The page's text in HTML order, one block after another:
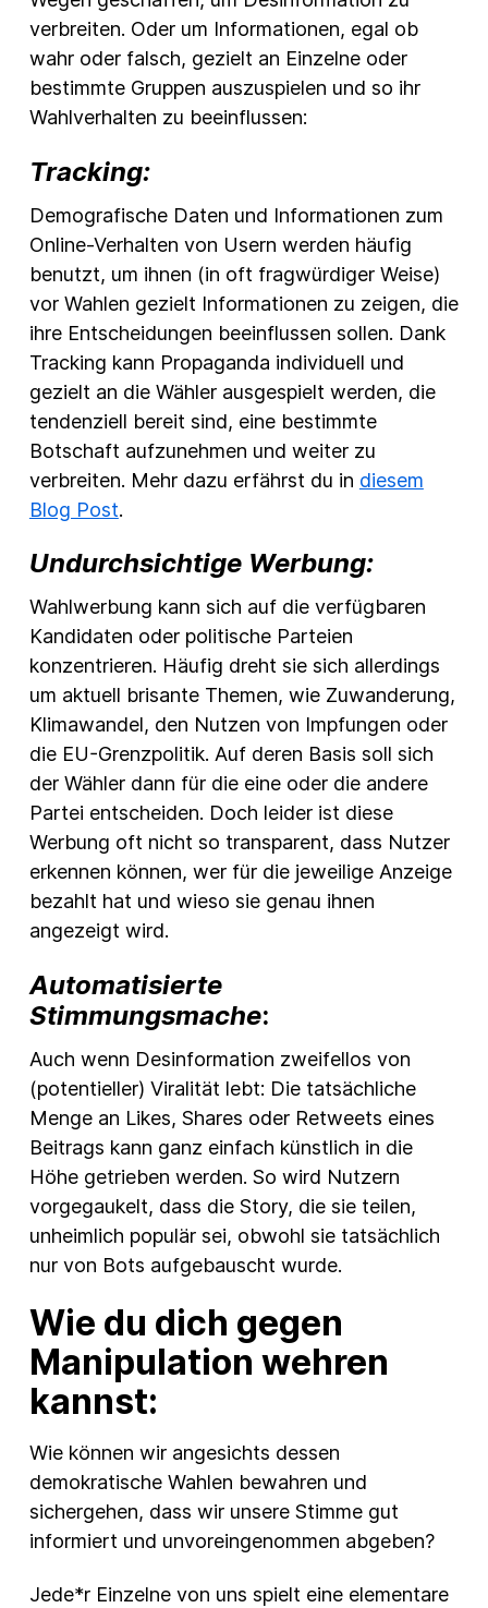
verbreiten. Oder um Informationen, egal ob
wahr oder falsch, gezielt an Einzelne oder
bestimmte Gruppen auszuspielen und so ihr
Wahlverhalten zu beeinflussen:
Tracking:
Demografische Daten und Informationen zum
Online-Verhalten von Usern werden häufig
benutzt, um ihnen (in oft fragwürdiger Weise)
vor Wahlen gezielt Informationen zu zeigen, die
ihre Entscheidungen beeinflussen sollen. Dank
Tracking kann Propaganda individuell und
gezielt an die Wähler ausgespielt werden, die
tendenziell bereit sind, eine bestimmte
Botschaft aufzunehmen und weiter zu
verbreiten. Mehr dazu erfährst du in diesem
Blog Post.
Undurchsichtige Werbung:
Wahlwerbung kann sich auf die verfügbaren
Kandidaten oder politische Parteien
konzentrieren. Häufig dreht sie sich allerdings
um aktuell brisante Themen, wie Zuwanderung,
Klimawandel, den Nutzen von Impfungen oder
die EU-Grenzpolitik. Auf deren Basis soll sich
der Wähler dann für die eine oder die andere
Partei entscheiden. Doch leider ist diese
Werbung oft nicht so transparent, dass Nutzer
erkennen können, wer für die jeweilige Anzeige
bezahlt hat und wieso sie genau ihnen
angezeigt wird.
Automatisierte
Stimmungsmache:
Auch wenn Desinformation zweifellos von
(potentieller) Viralität lebt: Die tatsächliche
Menge an Likes, Shares oder Retweets eines
Beitrags kann ganz einfach künstlich in die
Höhe getrieben werden. So wird Nutzern
vorgegaukelt, dass die Story, die sie teilen,
unheimlich populär sei, obwohl sie tatsächlich
nur von Bots aufgebauscht wurde.
Wie du dich gegen
Manipulation wehren
kannst:
Wie können wir angesichts dessen
demokratische Wahlen bewahren und
sichergehen, dass wir unsere Stimme gut
informiert und unvoreingenommen abgeben?
Jede*r Einzelne von uns spielt eine elementare